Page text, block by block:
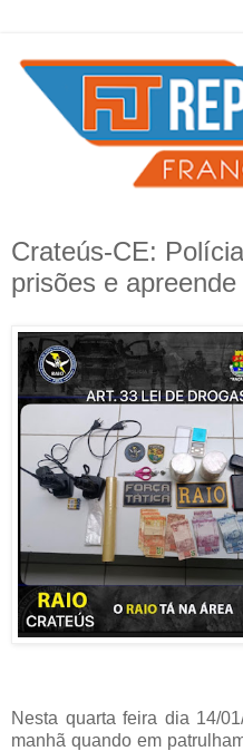
Crateús-CE:
prisões e
Nesta quarta feira dia 14/
manhã quando em